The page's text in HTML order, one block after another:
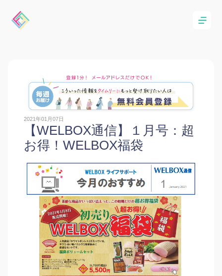
2021年01月07日
【WELBOX通信】１月号：超
お得！WELBOX福袋